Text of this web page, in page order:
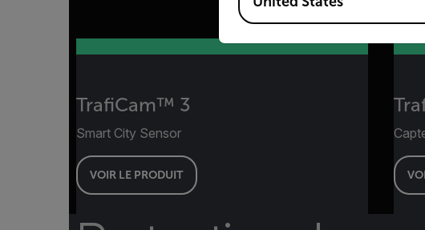
TrafiCam™ 3
Smart City Sensor
VOIR LE PRODUIT